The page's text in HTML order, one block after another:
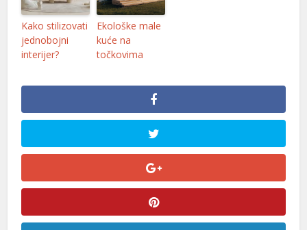
Kako stilizovati
jednobojni
interijer?
Ekološke male
kuće na
točkovima